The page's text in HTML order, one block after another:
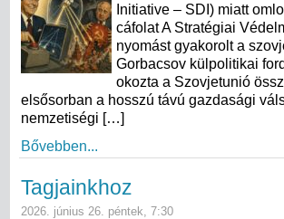
Initiative – SDI) miatt
cáfolat A Stratégiai
nyomást gyakorolt a
Gorbacsov külpolitikai
okozta a Szovjetunió
elsősorban a hosszú távú gazdasági
nemzetiségi […]
Bővebben...
Tagjainkhoz
2026. június 26. péntek, 7:30